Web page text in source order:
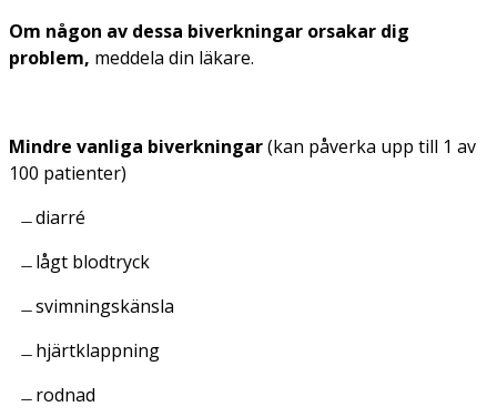
Om någon av dessa biverkningar orsakar dig
problem, meddela din läkare.
Mindre vanliga biverkningar(kan påverka upp till 1 av
100 patienter)
diarré
lågt blodtryck
svimningskänsla
hjärtklappning
rodnad